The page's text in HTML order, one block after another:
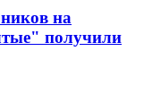
на
получили